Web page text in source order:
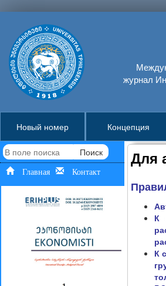
журнал
Новый номер Концепция
Поиск
Главная Контакт
Для
К
К